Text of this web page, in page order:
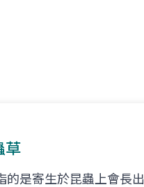
草
的是寄生於昆蟲上會長